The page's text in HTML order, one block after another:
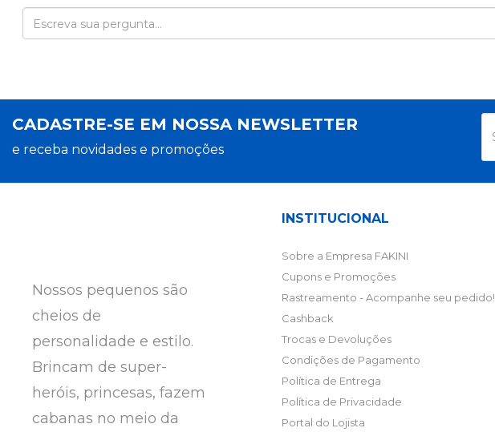
CADASTRE-SE EM NOSSA NEWSLETTER
e receba novidades e promoções
Nossos pequenos são
cheios de
personalidade e estilo.
Brincam de super-
heróis, princesas, fazem
cabanas no meio da
INSTITUCIONAL
Sobre a Empresa FAKINI
Cupons e Promoções
Rastreamento - Acompanhe seu pedido!
Cashback
Trocas e Devoluções
Condições de Pagamento
Política de Entrega
Política de Privacidade
Portal do Lojista